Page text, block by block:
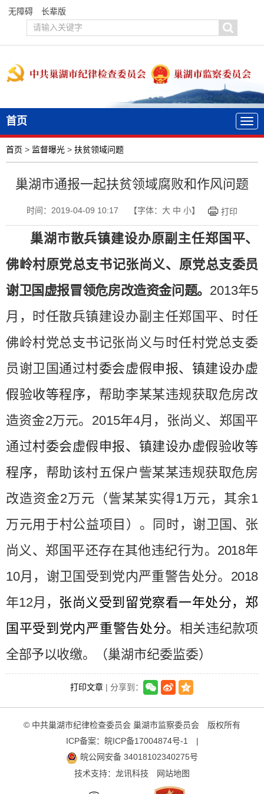
无障碍 长辈版
首页
首页 > 监督曝光 > 扶贫领域问题
巢湖市通报一起扶贫领域腐败和作风问题
时间：2019-04-09 10:17 【字体： 大 中 小】 打印
巢湖市散兵镇建设办原副主任郑国平、
佛岭村原党总支书记张尚义、 原党总支委员
谢卫国 虚报冒领危房改造资金问题。 2013年5
月，时任散兵镇建设办副主任郑国平、时任
佛岭村党总支书记张尚义与时任村党总支委
员谢卫国通过村委会虚假申报、镇建设办虚
假验收等程序， 帮助李某某违规获取危房改
造资金2万元。 2015年4月，张尚义、郑国平
通过村委会虚假申报、镇建设办虚假验收等
程序，帮助该村五保户訾某某违规获取危房
改造资金2万元（訾某某实得1万元，其余1
万元用于村公益项目）。同时， 谢卫国、张
尚义、郑国平还存在其他违纪行为。 2018年
10月，谢卫国受到党内严重警告处分。 2018
年12月， 张尚义受到留党察看一年处分， 郑
国平受到党内严重警告处分。 相关违纪款项
全部予以收缴。
（巢湖市纪委监委）
打印文章 | 分享到：
© 中共巢湖市纪律检查委员会 巢湖市监察委员会 版权所有
ICP备案： 皖ICP备17004874号-1
|
皖公网安备 34018102340275号
技术支持： 龙讯科技 网站地图